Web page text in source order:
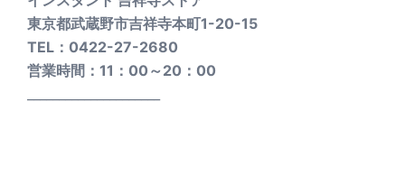
東京都武蔵野市吉祥寺本町1-20-15
TEL：0422-27-2680
営業時間：11：00～20：00